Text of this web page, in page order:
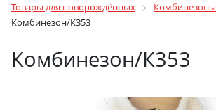
Товары для новорождённых
Комбинезоны
Комбинезон/К353
Комбинезон/К353